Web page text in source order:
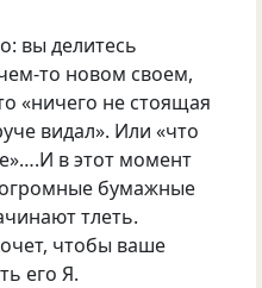
вы делитесь
то новом своем,
«ничего не стоящая
видал». Или «что
в этот момент
бумажные
тлеть.
чтобы ваше
его Я.